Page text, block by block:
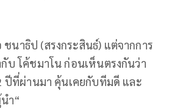
าธิป (สรงกระสินธ์) แต่จากการ
บ โค้ชมาโน ก่อนเห็นตรงกันว่า
ปีที่ผ่านมา คุ้นเคยกับทีมดี และ
ำ“